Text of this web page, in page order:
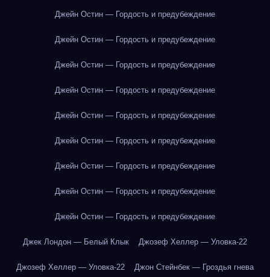
Джейн Остин — Гордость и предубеждение
Джейн Остин — Гордость и предубеждение
Джейн Остин — Гордость и предубеждение
Джейн Остин — Гордость и предубеждение
Джейн Остин — Гордость и предубеждение
Джейн Остин — Гордость и предубеждение
Джейн Остин — Гордость и предубеждение
Джейн Остин — Гордость и предубеждение
Джейн Остин — Гордость и предубеждение
Джек Лондон — Белый Клык Джозеф Хеллер — Уловка-22
Джозеф Хеллер — Уловка-22 Джон Стейнбек — Гроздья гнева